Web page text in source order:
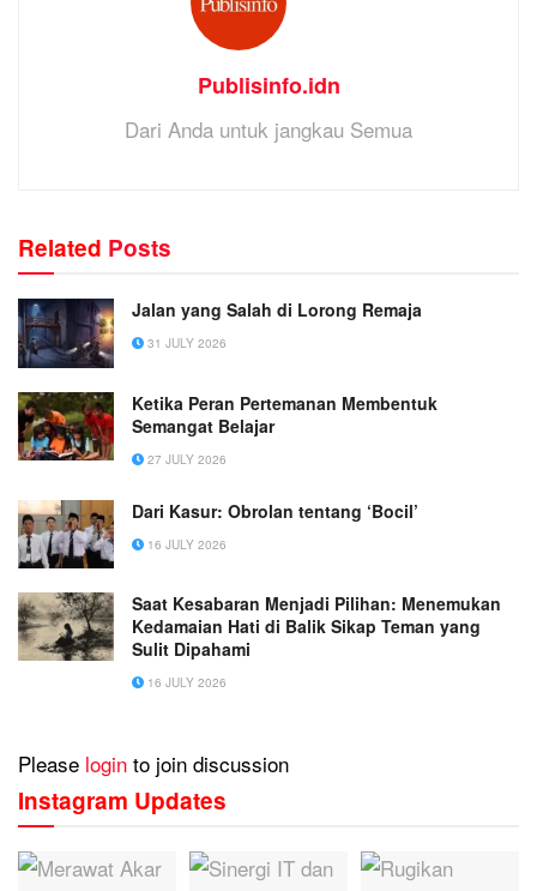
Publisinfo.idn
Dari Anda untuk jangkau Semua
Related Posts
Jalan yang Salah di Lorong Remaja
31 JULY 2026
Ketika Peran Pertemanan Membentuk
Semangat Belajar
27 JULY 2026
Dari Kasur: Obrolan tentang ‘Bocil’
16 JULY 2026
Saat Kesabaran Menjadi Pilihan: Menemukan
Kedamaian Hati di Balik Sikap Teman yang
Sulit Dipahami
16 JULY 2026
Please login to join discussion
Instagram Updates